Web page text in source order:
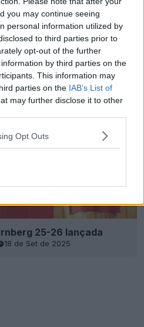
you may continue seeing
personal information utilized by
to third parties prior to
opt-out of the further
by third parties on the
This information may
parties on the IAB’s List of
may further disclose it to other
Opt Outs
do Nürnberg lançado
19 de Nov de 2025
25-26 lançada
18 de Set de 2025